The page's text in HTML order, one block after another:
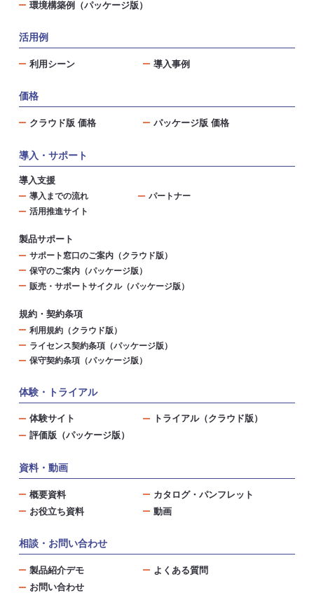
環境構築例（パッケージ版）
活用例
利用シーン 導入事例
価格
クラウド版 価格 パッケージ版 価格
導入・サポート
導入支援
導入までの流れ
パートナー
活用推進サイト
製品サポート
サポート窓口のご案内（クラウド版）
保守のご案内（パッケージ版）
販売・サポートサイクル（パッケージ版）
規約・契約条項
利用規約（クラウド版）
ライセンス契約条項（パッケージ版）
保守契約条項（パッケージ版）
体験・トライアル
体験サイト
トライアル（クラウド版）
評価版（パッケージ版）
資料・動画
概要資料
カタログ・パンフレット
お役立ち資料
動画
相談・お問い合わせ
製品紹介デモ
よくある質問
お問い合わせ